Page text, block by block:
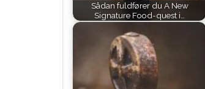
Sådan fuldfører du A New
Signature Food-quest i…